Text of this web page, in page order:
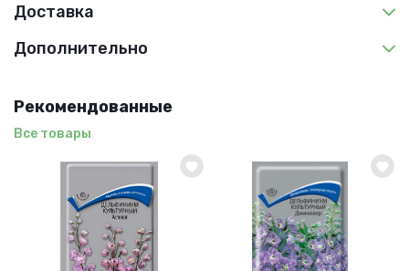
Доставка
Дополнительно
Рекомендованные
Все товары